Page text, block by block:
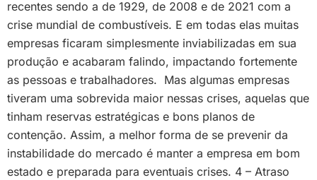
recentes sendo a de 1929, de 2008 e de 2021 com a
crise mundial de combustíveis. E em todas elas muitas
empresas ficaram simplesmente inviabilizadas em sua
produção e acabaram falindo, impactando fortemente
as pessoas e trabalhadores. Mas algumas empresas
tiveram uma sobrevida maior nessas crises, aquelas que
tinham reservas estratégicas e bons planos de
contenção. Assim, a melhor forma de se prevenir da
instabilidade do mercado é manter a empresa em bom
estado e preparada para eventuais crises. 4 – Atraso